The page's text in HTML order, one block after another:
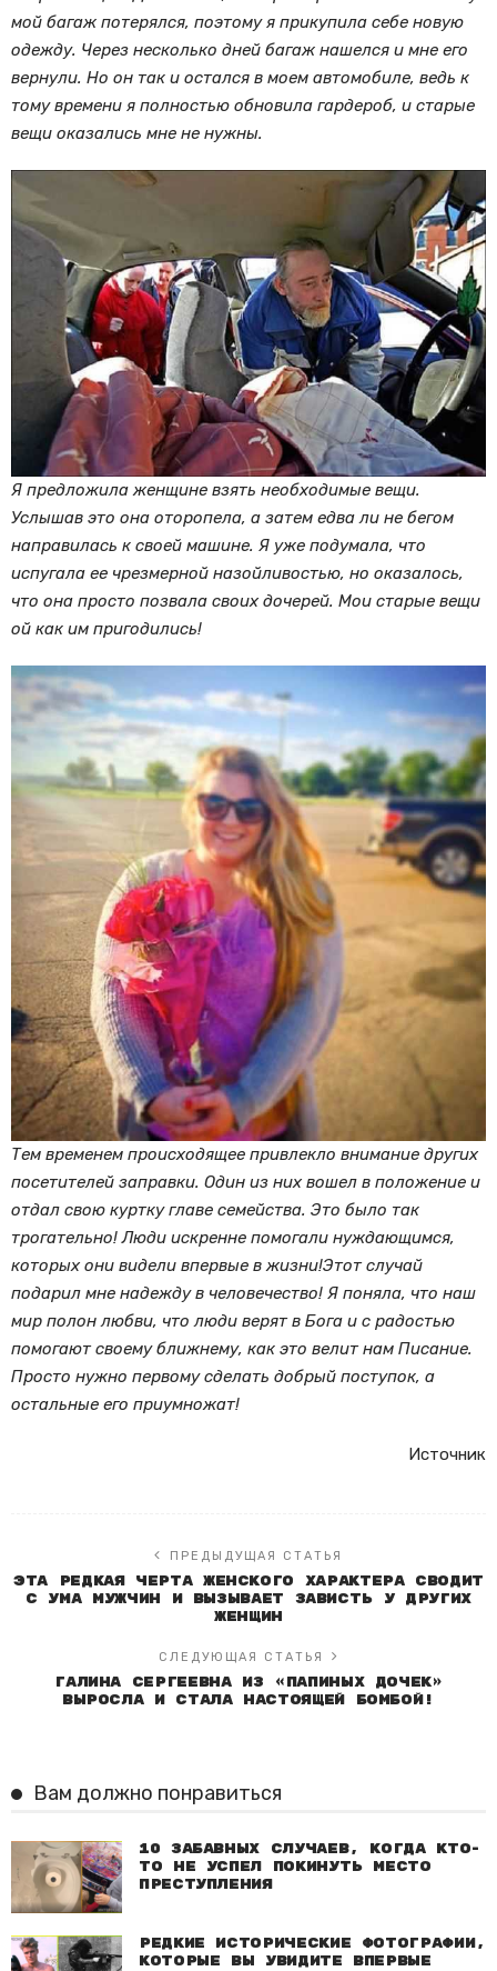
мой багаж потерялся, поэтому я прикупила себе новую
одежду. Через несколько дней багаж нашелся и мне его
вернули. Но он так и остался в моем автомобиле, ведь к
тому времени я полностью обновила гардероб, и старые
вещи оказались мне не нужны.
Я предложила женщине взять необходимые вещи.
Услышав это она оторопела, а затем едва ли не бегом
направилась к своей машине. Я уже подумала, что
испугала ее чрезмерной назойливостью, но оказалось,
что она просто позвала своих дочерей. Мои старые вещи
ой как им пригодились!
Тем временем происходящее привлекло внимание других
посетителей заправки. Один из них вошел в положение и
отдал свою куртку главе семейства. Это было так
трогательно! Люди искренне помогали нуждающимся,
которых они видели впервые в жизни!Этот случай
подарил мне надежду в человечество! Я поняла, что наш
мир полон любви, что люди верят в Бога и с радостью
помогают своему ближнему, как это велит нам Писание.
Просто нужно первому сделать добрый поступок, а
остальные его приумножат!
Источник
ПРЕДЫДУЩАЯ СТАТЬЯ
Эта редкая черта женского характера сводит
с ума мужчин и вызывает зависть у других
женщин
СЛЕДУЮЩАЯ СТАТЬЯ
Галина Сергеевна из «Папиных дочек»
выросла и стала настоящей бомбой!
Вам должно понравиться
10 забавных случаев, когда кто-
то не успел покинуть место
преступления
Редкие исторические фотографии,
которые вы увидите впервые